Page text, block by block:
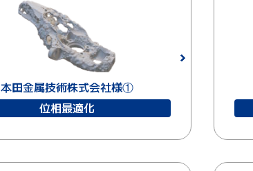
本田金属技術株式会社様①
位相最適化